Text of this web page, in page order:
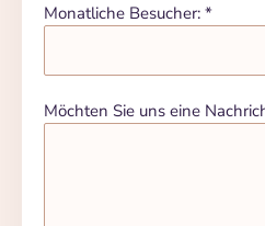
Monatliche Besucher: *
Möchten Sie uns eine